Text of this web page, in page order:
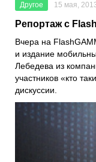
Другое 15 мая,
Репортаж с
Вчера на
и издание
Лебедева из
участников «кто
дискуссии.